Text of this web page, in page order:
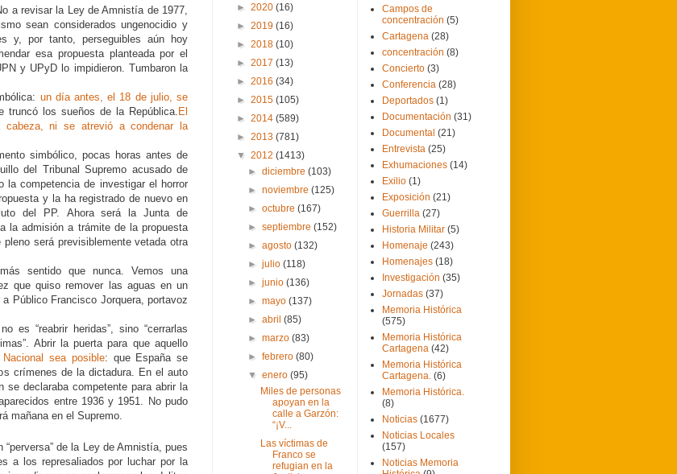
a revisar la Ley de Amnistía de 1977,
sean considerados ungenocidio y
y, por tanto, perseguibles aún hoy
esa propuesta planteada por el
y UPyD lo impidieron. Tumbaron la
un día antes, el 18 de julio, se
truncó los sueños de la República. El
ni se atrevió a condenar la
simbólico, pocas horas antes de
del Tribunal Supremo acusado de
la competencia de investigar el horror
y la ha registrado de nuevo en
del PP. Ahora será la Junta de
la admisión a trámite de la propuesta
será previsiblemente vetada otra
sentido que nunca. Vemos una
que quiso remover las aguas en un
Público Francisco Jorquera, portavoz
es “reabrir heridas”, sino “cerrarlas
Abrir la puerta para que aquello
sea posible: que España se
crímenes de la dictadura. En el auto
se declaraba competente para abrir la
entre 1936 y 1951. No pudo
mañana en el Supremo.
de la Ley de Amnistía, pues
a los represaliados por luchar por la
► 2020 (16)
► 2019 (16)
► 2018 (10)
► 2017 (13)
► 2016 (34)
► 2015 (105)
► 2014 (589)
► 2013 (781)
▼ 2012 (1413)
►diciembre(103)
►noviembre(125)
►octubre(167)
►septiembre(152)
►agosto(132)
►julio(118)
►junio(136)
►mayo(137)
►abril(85)
►marzo(83)
►febrero(80)
▼enero(95)
Miles de personas
apoyan en la
calle a Garzón:
“¡V...
Las víctimas de
Franco se
refugian en la
Campos de
concentración (5)
Cartagena (28)
concentración (8)
Concierto (3)
Conferencia (28)
Deportados (1)
Documentación (31)
Documental (21)
Entrevista (25)
Exhumaciones (14)
Exilio (1)
Exposición (21)
Guerrilla (27)
Historia Militar (5)
Homenaje (243)
Homenajes (18)
Investigación (35)
Jornadas (37)
Memoria Histórica
(575)
Memoria Histórica
Cartagena (42)
Memoria Histórica
Cartagena. (6)
Memoria Histórica.
(8)
Noticias (1677)
Noticias Locales
(157)
Noticias Memoria